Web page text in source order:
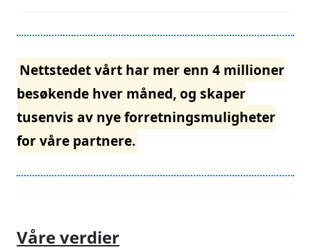
Nettstedet vårt har mer enn 4 millioner
besøkende hver måned, og skaper
tusenvis av nye forretningsmuligheter
for våre partnere.
Våre verdier